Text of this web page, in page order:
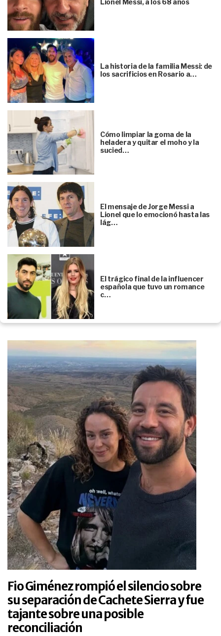
Lionel Messi, a los 68 años
La historia de la familia Messi: de
los sacrificios en Rosario a…
Cómo limpiar la goma de la
heladera y quitar el moho y la
sucied…
El mensaje de Jorge Messi a
Lionel que lo emocionó hasta las
lág…
El trágico final de la influencer
española que tuvo un romance
c…
Fio Giménez rompió el silencio sobre
su separación de Cachete Sierra y fue
tajante sobre una posible
reconciliación